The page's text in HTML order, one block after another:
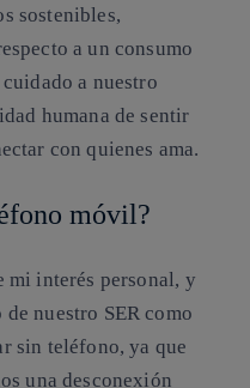
sostenibles,
a un consumo
a nuestro
humana de sentir
con quienes ama.
móvil?
mi interés personal, y
nuestro SER como
sin teléfono, ya que
una desconexión